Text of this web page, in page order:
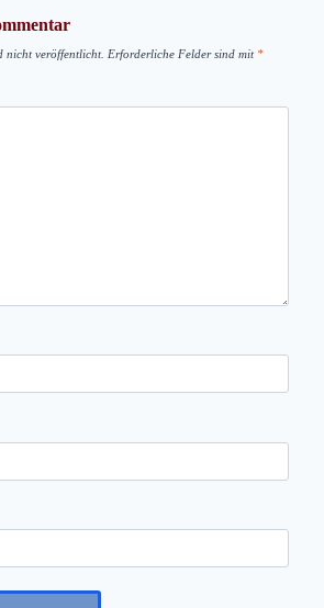
nicht veröffentlicht. Erforderliche Felder sind mit *